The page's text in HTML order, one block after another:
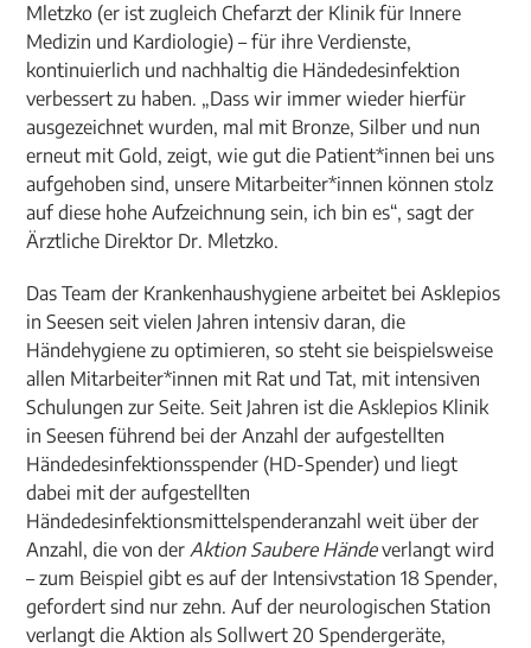
Mletzko (er ist zugleich Chefarzt der Klinik für Innere
Medizin und Kardiologie) – für ihre Verdienste,
kontinuierlich und nachhaltig die Händedesinfektion
verbessert zu haben. „Dass wir immer wieder hierfür
ausgezeichnet wurden, mal mit Bronze, Silber und nun
erneut mit Gold, zeigt, wie gut die Patient*innen bei uns
aufgehoben sind, unsere Mitarbeiter*innen können stolz
auf diese hohe Aufzeichnung sein, ich bin es“, sagt der
Ärztliche Direktor Dr. Mletzko.
Das Team der Krankenhaushygiene arbeitet bei Asklepios
in Seesen seit vielen Jahren intensiv daran, die
Händehygiene zu optimieren, so steht sie beispielsweise
allen Mitarbeiter*innen mit Rat und Tat, mit intensiven
Schulungen zur Seite. Seit Jahren ist die Asklepios Klinik
in Seesen führend bei der Anzahl der aufgestellten
Händedesinfektionsspender (HD-Spender) und liegt
dabei mit der aufgestellten
Händedesinfektionsmittelspenderanzahl weit über der
Anzahl, die von derAktion Saubere Händeverlangt wird
– zum Beispiel gibt es auf der Intensivstation 18 Spender,
gefordert sind nur zehn. Auf der neurologischen Station
verlangt die Aktion als Sollwert 20 Spendergeräte,